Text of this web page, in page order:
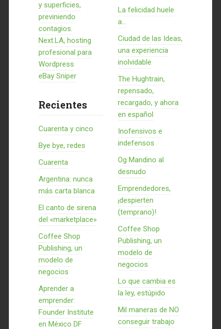
y superficies,
previniendo
contagios.
Next.LA, hosting
profesional para
Wordpress
eBay Sniper
Recientes
Cuarenta y cinco
Bye bye, redes
Cuarenta
Argentina: nunca
más carta blanca
El canto de sirena
del «marketplace»
Coffee Shop
Publishing, un
modelo de
negocios
Aprender a
emprender:
Founder Institute
en México DF
La felicidad huele
a...
Ciudad de las Ideas,
una experiencia
inolvidable
The Hughtrain,
repensado,
recargado, y ahora
en español
Inofensivos e
indefensos
Og Mandino al
desnudo
Emprendedores,
¡despierten
(temprano)!
Coffee Shop
Publishing, un
modelo de
negocios
Lo que cambia es
la ley, estúpido
Mil maneras de NO
conseguir trabajo